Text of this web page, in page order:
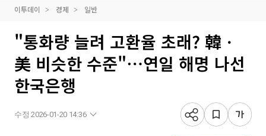
이투데이 경제 일반
"통화량 늘려 고환율 초래? 韓ㆍ
美 비슷한 수준"⋯연일 해명 나선
한국은행
수정 2026-01-20 14:36